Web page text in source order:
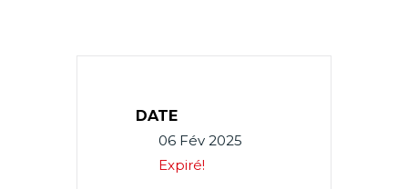
DATE
06 Fév 2025
Expiré!